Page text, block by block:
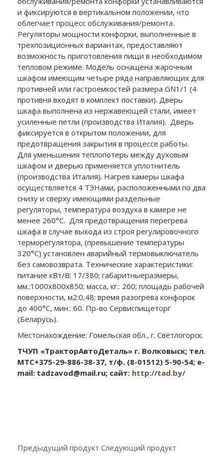
и фиксируются в вертикальном положении, что
облегчает процесс обслуживания/ремонта.
Регуляторы мощности конфорки, выполненные в
трехпозиционных вариантах, предоставляют
возможность приготовления пищи в необходимом
тепловом режиме. Модель оснащена жарочным
шкафом имеющим четыре ряда направляющих для
противней или гастроемкостей размера GN1/1 (4
противня входят в комплект поставки). Дверь
шкафа выполнена из нержавеющей стали, имеет
усиленные петли (производства Италия). Дверь
фиксируется в открытом положении, для
предотвращения закрытия в процессе работы.
Для уменьшения теплопотерь между духовым
шкафом и дверью применяется уплотнитель
(производства Италия). Нагрев камеры шкафа
осуществляется 4 ТЭНами, расположенными по два
снизу и сверху имеющими раздельные
регуляторы, температура воздуха в камере не
менее 260°С. Для предотвращения перегрева
шкафа в случае выхода из строя регулировочного
терморегулятора, (превышение температуры
320°С) установлен аварийный термовыключатель
без самовозврата. Технические характеристики:
питание кВт/В: 17/380; габаритныеразмеры,
мм.:1000х800х850; масса, кг.: 260; площадь рабочей
поверхности, м2:0,48; время разогрева конфорок
до 400°С, мин.: 60. Пр-во Сервиспищеторг
(Беларусь).
Местонахождение: Гомельская обл., г. Светлогорск.
ТЧУП «ТракторАвтоДеталь» г. Волковыск; тел.
МТС+375-29-886-38-37, т/ф. (8-01512) 5-90-54; e-
mail: tadzavod@mail.ru; сайт: http://tad.by/
Предыдущий продукт Следующий продукт